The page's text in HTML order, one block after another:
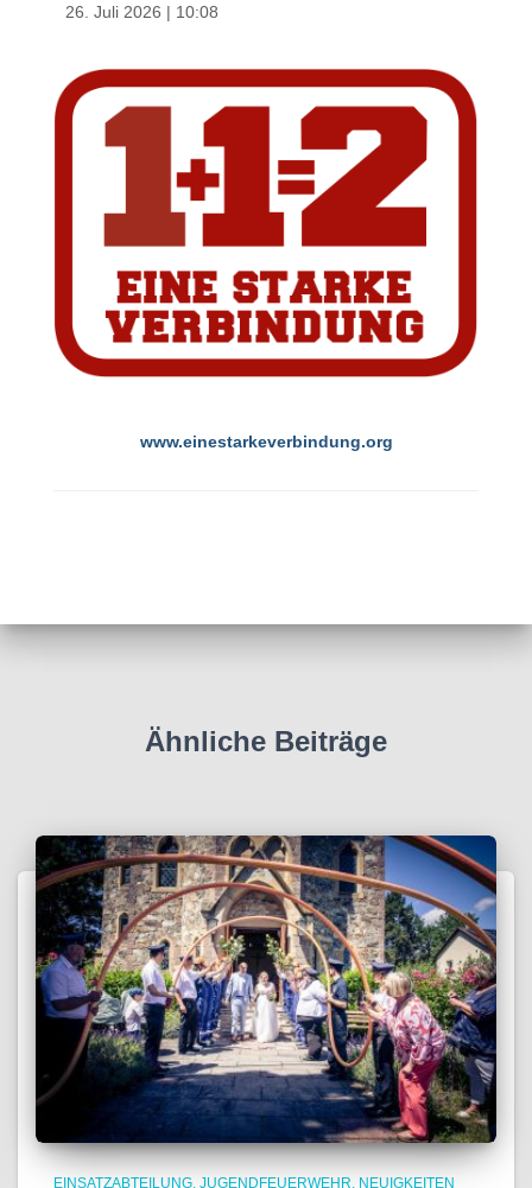
26. Juli 2026 | 10:08
www.einestarkeverbindung.org
Ähnliche Beiträge
EINSATZABTEILUNG JUGENDFEUERWEHR NEUIGKEITEN